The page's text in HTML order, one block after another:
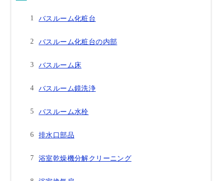
バスルーム化粧台
バスルーム化粧台の内部
バスルーム床
バスルーム鏡洗浄
バスルーム水栓
排水口部品
浴室乾燥機分解クリーニング